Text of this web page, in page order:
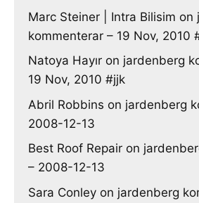
Marc Steiner | Intra Bilisim on
kommenterar – 19 Nov, 2010
Natoya Hayır on jardenberg
19 Nov, 2010 #jjk
Abril Robbins on jardenberg
2008-12-13
Best Roof Repair on
– 2008-12-13
Sara Conley on jardenberg